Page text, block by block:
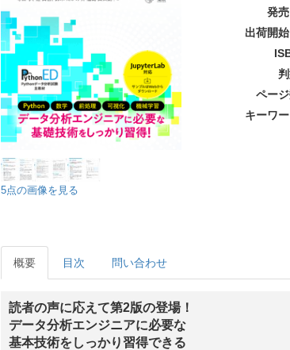
5点の画像を見る
発売
出荷開始
ペー
キーワ
概要 目次 問い合わせ
読者の声に応えて第2版の登場！
データ分析エンジニアに必要な
基本技術をしっかり習得できる